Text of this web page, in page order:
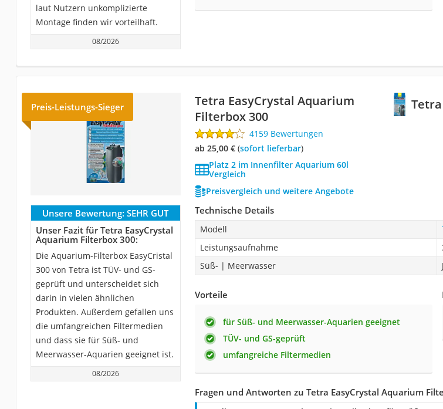
laut Nutzern unkomplizierte
Montage finden wir vorteilhaft.
08/2026
Preis-Leistungs-Sieger
Tetra EasyCrystal Aquarium
Filterbox 300
4159 Bewertungen
ab 25,00 €( Sofort lieferbar)
Platz 2 im Innenfilter Aquarium 60l
Vergleich
Preisvergleich und weitere Angebote
Unsere Bewertung: SEHR GUT
Unser Fazit für Tetra EasyCrystal
Aquarium Filterbox 300:
Die Aquarium-Filterbox EasyCristal
300 von Tetra ist TÜV- und GS-
geprüft und unterscheidet sich
darin in vielen ähnlichen
Produkten. Außerdem gefallen uns
die umfangreichen Filtermedien
und dass sie für Süß- und
Meerwasser-Aquarien geeignet ist.
08/2026
Technische Details
Modell
Leistungsaufnahme
Süß- | Meerwasser
Vorteile
für Süß- und Meerwasser-Aquarien geeignet
TÜV- und GS-geprüft
umfangreiche Filtermedien
Fragen und Antworten zu Tetra EasyCrystal Aquarium